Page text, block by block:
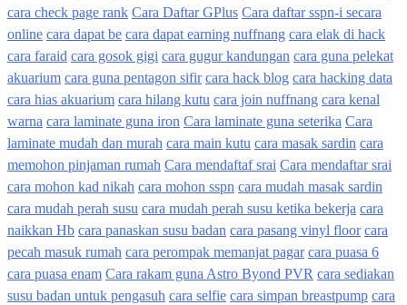
cara check page rank Cara Daftar GPlus Cara daftar sspn-i secara
online cara dapat be cara dapat earning nuffnang cara elak di hack
cara faraid cara gosok gigi cara gugur kandungan cara guna pelekat
akuarium cara guna pentagon sifir cara hack blog cara hacking data
cara hias akuarium cara hilang kutu cara join nuffnang cara kenal
warna cara laminate guna iron Cara laminate guna seterika Cara
laminate mudah dan murah cara main kutu cara masak sardin cara
memohon pinjaman rumah Cara mendaftaf srai Cara mendaftar srai
cara mohon kad nikah cara mohon sspn cara mudah masak sardin
cara mudah perah susu cara mudah perah susu ketika bekerja cara
naikkan Hb cara panaskan susu badan cara pasang vinyl floor cara
pecah masuk rumah cara perompak memanjat pagar cara puasa 6
cara puasa enam Cara rakam guna Astro Byond PVR cara sediakan
susu badan untuk pengasuh cara selfie cara simpan breastpump cara